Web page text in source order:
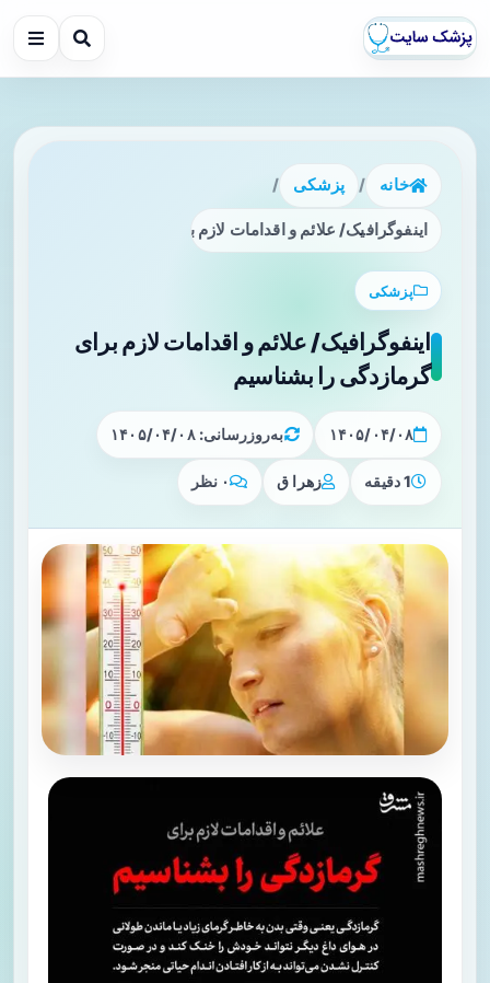
خانه / پزشکی /
اینفوگرافیک/ علائم و اقدامات لازم برای گرمازدگی را بشناسیم
پزشکی
اینفوگرافیک/ علائم و اقدامات لازم برای
گرمازدگی را بشناسیم
۱۴۰۵/۰۴/۰۸ به‌روزرسانی: ۱۴۰۵/۰۴/۰۸
1 دقیقه زهرا ق ۰ نظر